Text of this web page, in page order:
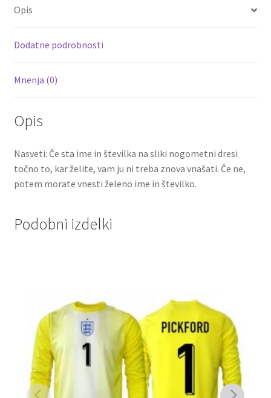
k
Opis
Dodatne podrobnosti
Mnenja (0)
Opis
Nasveti: Če sta ime in številka na sliki nogometni dresi
točno to, kar želite, vam ju ni treba znova vnašati. Če ne,
potem morate vnesti želeno ime in številko.
Podobni izdelki